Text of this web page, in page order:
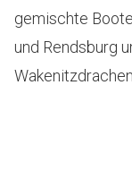
gemischte
und Rendsburg